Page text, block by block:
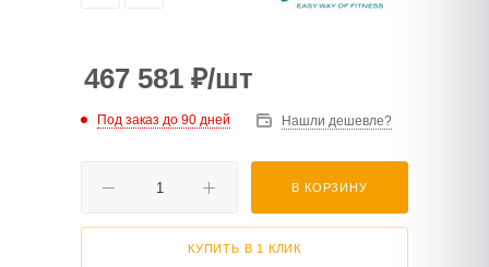
467 581 ₽/шт
Под заказ до 90 дней Нашли дешевле?
В КОРЗИНУ
КУПИТЬ В 1 КЛИК